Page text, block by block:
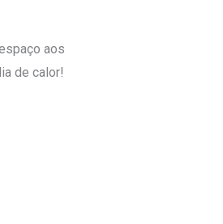
aos
de calor!